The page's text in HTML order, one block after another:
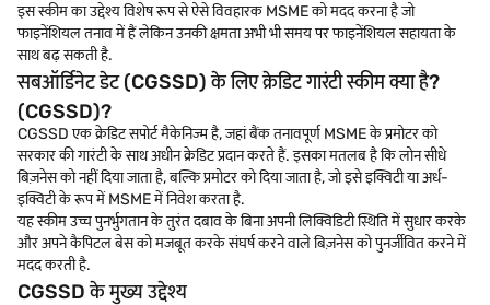
इस स्कीम का उद्देश्य विशेष रूप से ऐसे विवहारक MSME को मदद करना है जो
फाइनेंशियल तनाव में हैं लेकिन उनकी क्षमता अभी भी समय पर फाइनेंशियल सहायता के
साथ बढ़ सकती है.
सबऑर्डिनेट डेट (CGSSD) के लिए क्रेडिट गारंटी स्कीम क्या है?
(CGSSD)?
CGSSD एक क्रेडिट सपोर्ट मैकेनिज्म है, जहां बैंक तनावपूर्ण MSME के प्रमोटर को
सरकार की गारंटी के साथ अधीन क्रेडिट प्रदान करते हैं. इसका मतलब है कि लोन सीधे
बिज़नेस को नहीं दिया जाता है, बल्कि प्रमोटर को दिया जाता है, जो इसे इक्विटी या अर्ध-
इक्विटी के रूप में MSME में निवेश करता है.
यह स्कीम उच्च पुनर्भुगतान के तुरंत दबाव के बिना अपनी लिक्विडिटी स्थिति में सुधार करके
और अपने कैपिटल बेस को मजबूत करके संघर्ष करने वाले बिज़नेस को पुनर्जीवित करने में
मदद करती है.
CGSSD के मुख्य उद्देश्य